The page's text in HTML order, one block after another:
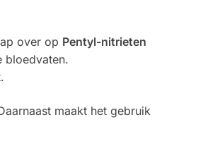
over op Pentyl-nitrieten
bloedvaten.
maakt het gebruik